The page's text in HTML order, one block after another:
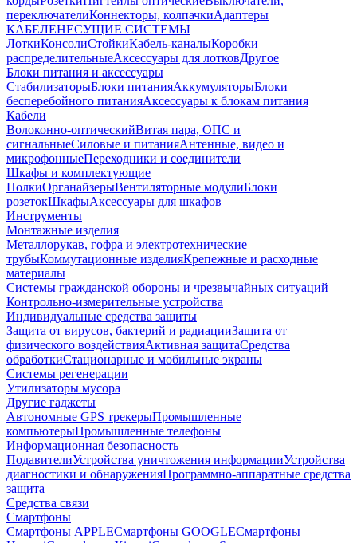
переключателиКоннекторы, колпачкиАдаптеры
КАБЕЛЕНЕСУЩИЕ СИСТЕМЫ
ЛоткиКонсолиСтойкиКабель-каналыКоробки
распределительныеАксессуары для лотковДругое
Блоки питания и аксессуары
СтабилизаторыБлоки питанияАккумуляторыБлоки
бесперебойного питанияАксессуары к блокам питания
Кабели
Волоконно-оптическийВитая пара, ОПС и
сигнальныеСиловые и питанияАнтенные, видео и
микрофонныеПереходники и соединители
Шкафы и комплектующие
ПолкиОрганайзерыВентиляторные модулиБлоки
розетокШкафыАксессуары для шкафов
Инструменты
Монтажные изделия
Металлорукав, гофра и электротехнические
трубыКоммутационные изделияКрепежные и расходные
материалы
Системы гражданской обороны и чрезвычайных ситуаций
Контрольно-измерительные устройства
Индивидуальные средства защиты
Защита от вирусов, бактерий и радиацииЗащита от
физического воздействияАктивная защитаСредства
обработкиСтационарные и мобильные экраны
Системы регенерации
Утилизаторы мусора
Другие гаджеты
Автономные GPS трекерыПромышленные
компьютерыПромышленные телефоны
Информационная безопасность
ПодавителиУстройства уничтожения информацииУстройства
диагностики и обнаруженияПрограммно-аппаратные средства
защита
Средства связи
Смартфоны
Смартфоны APPLEСмартфоны GOOGLEСмартфоны